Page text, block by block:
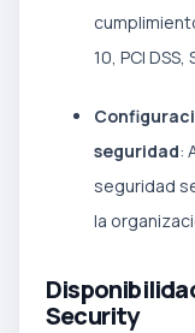
10, PCI DSS,
seguridad:
seguridad
la
Security